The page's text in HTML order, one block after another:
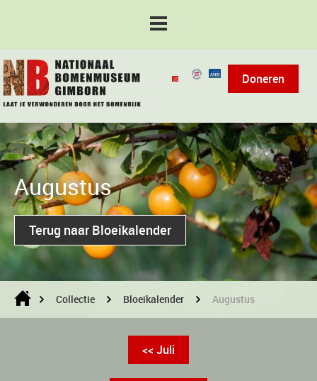
Doneren
Augustus
Terug naar Bloeikalender
Collectie Bloeikalender Augustus
<< Juli